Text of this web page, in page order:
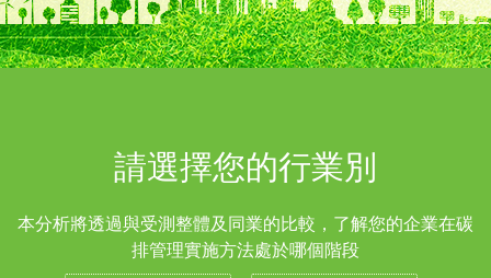
請選擇您的行業別
本分析將透過與受測整體及同業的比較，了解您的企業在碳
排管理實施方法處於哪個階段